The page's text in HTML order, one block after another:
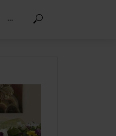
···